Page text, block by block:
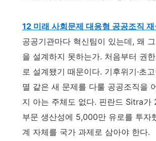
12 미래 사회문제 대응형 공공조직 재
공공기관마다 혁신팀이 있는데, 왜
을 설계하지 못하는가. 처음부터 권
로 설계됐기 때문이다. 기후위기·초고
멸 같은 새 문제를 다룰 공공조직을
지 아는 주체도 없다. 핀란드 Sitra가
부문 생산성에 5,000만 유로를 투자
계 자체를 국가 과제로 삼아야 한다.